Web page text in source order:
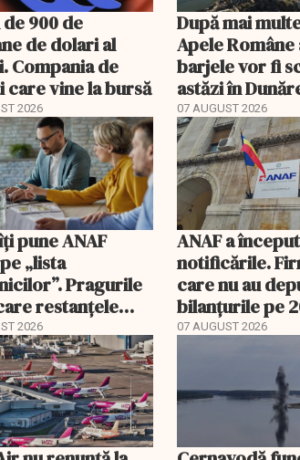
900 de
de dolari al
Compania de
vine la bursă
2026
După mai
Apele Române
barjele vor fi
astăzi în
07 AUGUST 2026
pune ANAF
„lista
Pragurile
restanțele
2026
ANAF a început
notificările.
care nu au
bilanțurile pe
să ajungă
07 AUGUST 2026